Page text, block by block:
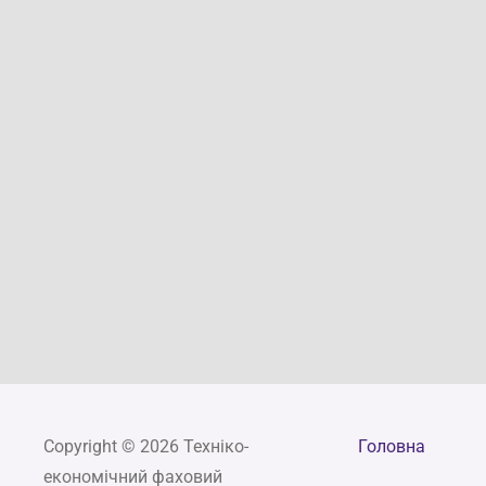
Copyright © 2026 Техніко-
економічний фаховий
Головна